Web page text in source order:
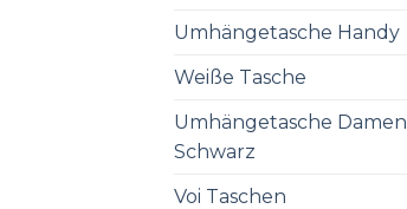
Umhängetasche Handy
Weiße Tasche
Umhängetasche Damen
Schwarz
Voi Taschen